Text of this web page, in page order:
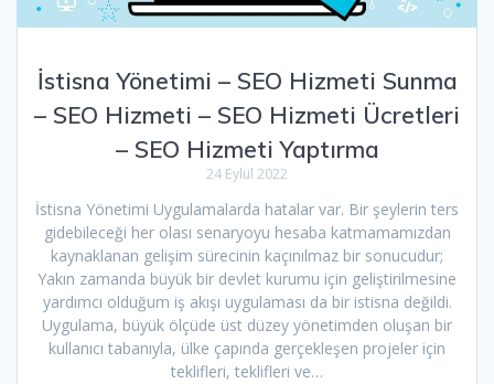
İstisna Yönetimi – SEO Hizmeti Sunma
– SEO Hizmeti – SEO Hizmeti Ücretleri
– SEO Hizmeti Yaptırma
24 Eylül 2022
İstisna Yönetimi Uygulamalarda hatalar var. Bir şeylerin ters
gidebileceği her olası senaryoyu hesaba katmamamızdan
kaynaklanan gelişim sürecinin kaçınılmaz bir sonucudur;
Yakın zamanda büyük bir devlet kurumu için geliştirilmesine
yardımcı olduğum iş akışı uygulaması da bir istisna değildi.
Uygulama, büyük ölçüde üst düzey yönetimden oluşan bir
kullanıcı tabanıyla, ülke çapında gerçekleşen projeler için
teklifleri, teklifleri ve…